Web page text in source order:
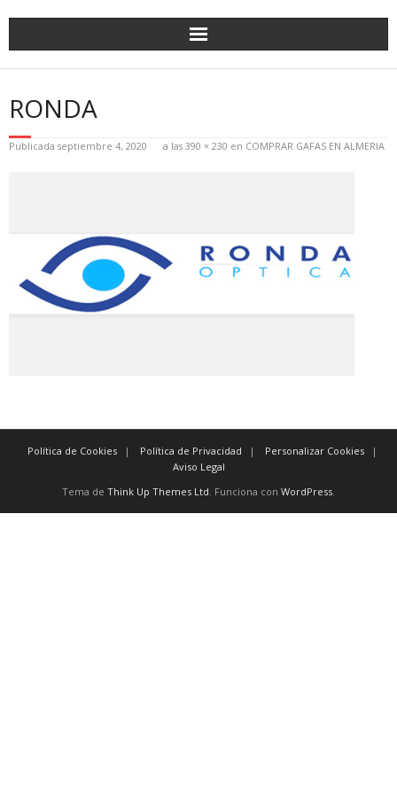
RONDA
Publicada septiembre 4, 2020 a las 390 × 230 en COMPRAR GAFAS EN ALMERIA
Política de Cookies Política de Privacidad
Personalizar Cookies
Aviso Legal
Tema de Think Up Themes Ltd. Funciona con WordPress.